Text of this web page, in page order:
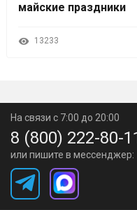
майские праздники
13233
На связи с 7:00 до 20:00
8 (800) 222-80-
или пишите в мессенджер: